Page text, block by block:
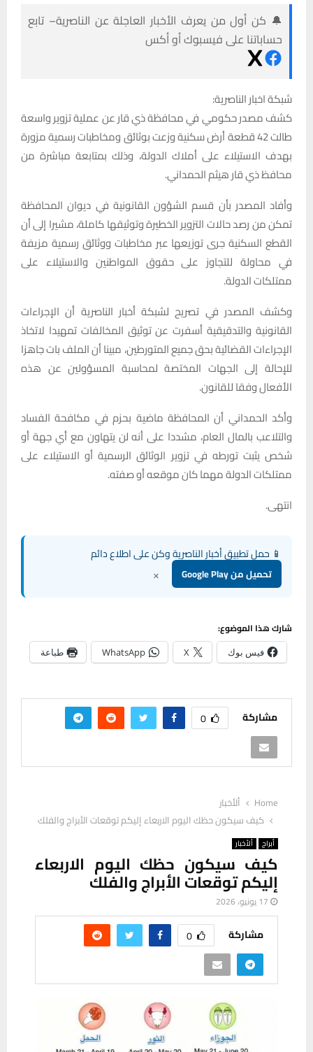
🔔 كن أول من يعرف الأخبار العاجلة عن الناصرية– تابع
حساباتنا على فيسبوك أو أكس
شبكة اخبار الناصرية:
كشف مصدر حكومي في محافظة ذي قار عن عملية تزوير واسعة
طالت 42 قطعة أرض سكنية وزعت بوثائق ومخاطبات رسمية مزورة
بهدف الاستيلاء على أملاك الدولة، وذلك بمتابعة مباشرة من
محافظ ذي قار هيثم الحمداني.
وأفاد المصدر بأن قسم الشؤون القانونية في ديوان المحافظة
تمكن من رصد حالات التزوير الخطيرة وتوثيقها كاملة، مشيرا إلى أن
القطع السكنية جرى توزيعها عبر مخاطبات ووثائق رسمية مزيفة
في محاولة للتجاوز على حقوق المواطنين والاستيلاء على
ممتلكات الدولة.
وكشف المصدر في تصريح لشبكة أخبار الناصرية أن الإجراءات
القانونية والتدقيقية أسفرت عن توثيق المخالفات تمهيدا لاتخاذ
الإجراءات القضائية بحق جميع المتورطين، مبينا أن الملف بات جاهزا
للإحالة إلى الجهات المختصة لمحاسبة المسؤولين عن هذه
الأفعال وفقا للقانون.
وأكد الحمداني أن المحافظة ماضية بحزم في مكافحة الفساد
والتلاعب بالمال العام، مشددا على أنه لن يتهاون مع أي جهة أو
شخص يثبت تورطه في تزوير الوثائق الرسمية أو الاستيلاء على
ممتلكات الدولة مهما كان موقعه أو صفته.
انتهى.
📱 حمل تطبيق أخبار الناصرية وكن على اطلاع دائم
تحميل من Google Play ×
شارك هذا الموضوع:
فيس بوك X
WhatsApp طباعة
مشاركة 0
Home
ألأخبار
كيف سيكون حظك اليوم الاربعاء إليكم توقعات الأبراج والفلك
أبراج ألأخبار
كيف سيكون حظك اليوم الاربعاء
إليكم توقعات الأبراج والفلك
17 يونيو، 2026
مشاركة 0